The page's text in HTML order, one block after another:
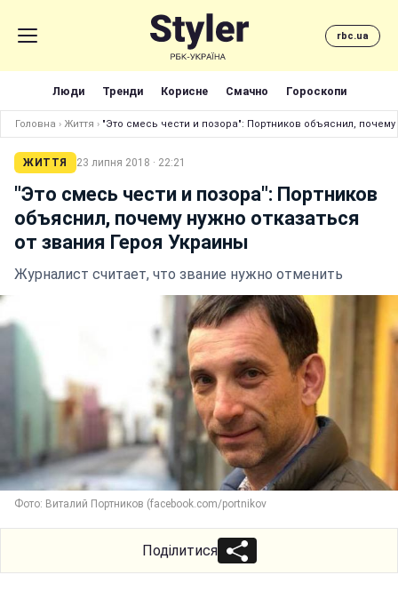
rbc.ua
Люди Тренди Корисне Смачно Гороскопи
Головна › Життя › "Это смесь чести и позора": Портников объяснил,
ЖИТТЯ 23 липня 2018 · 22:21
"Это смесь чести и позора": Портников
объяснил, почему нужно отказаться
от звания Героя Украины
Журналист считает, что звание нужно отменить
Фото: Виталий Портников (facebook.com/portnikov
Поділитися